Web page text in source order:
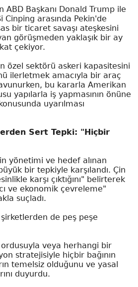
ABD Başkanı Donald Trump ile
Cinping arasında Pekin'de
bir ticaret savaşı ateşkesini
görüşmeden yaklaşık bir ay
çekiyor.
özel sektörü askeri kapasitesini
ilerletmek amacıyla bir araç
bu kararla Amerikan
yapılarla iş yapmasının önüne
uyarılması
Sert Tepki: "Hiçbir
yönetimi ve hedef alınan
bir tepkiyle karşılandı. Çin
karşı çıktığını" belirterek
ve ekonomik çevreleme"
suçladı.
de peş peşe
veya herhangi bir
stratejisiyle hiçbir bağının
temelsiz olduğunu ve yasal
duyurdu.